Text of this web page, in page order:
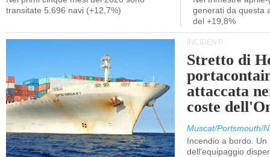
transitate 5.696 navi (+12,7%)
generati da questa
del +19,8%
INCIDENTI
Stretto di
attaccata
coste
Muscat/Portsmouth/
Incendio a bordo. Un
dell'equipaggio